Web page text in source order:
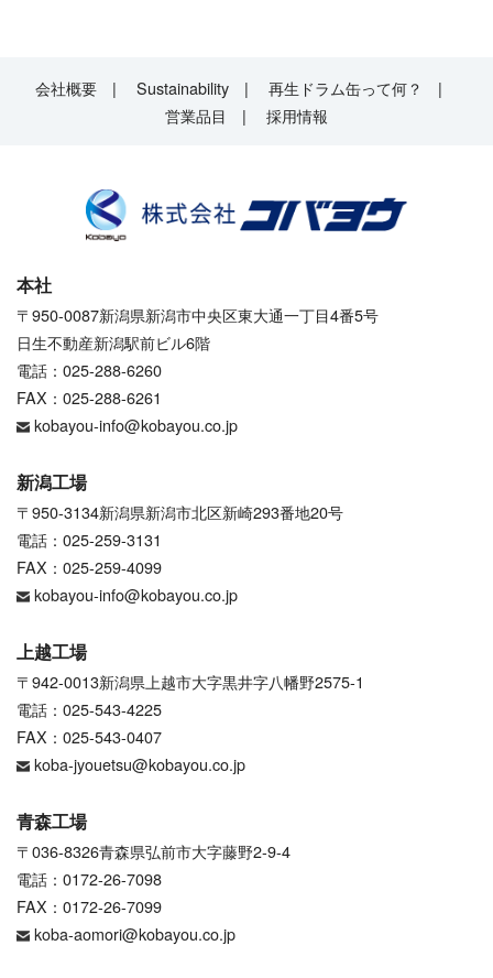
会社概要 Sustainability
再生ドラム缶って何？
営業品目
採用情報
本社
〒950-0087新潟県新潟市中央区東大通一丁目4番5号
日生不動産新潟駅前ビル6階
電話：025-288-6260
FAX：025-288-6261
kobayou-info@kobayou.co.jp
新潟工場
〒950-3134新潟県新潟市北区新崎293番地20号
電話：025-259-3131
FAX：025-259-4099
kobayou-info@kobayou.co.jp
上越工場
〒942-0013新潟県上越市大字黒井字八幡野2575-1
電話：025-543-4225
FAX：025-543-0407
koba-jyouetsu@kobayou.co.jp
青森工場
〒036-8326青森県弘前市大字藤野2-9-4
電話：0172-26-7098
FAX：0172-26-7099
koba-aomori@kobayou.co.jp